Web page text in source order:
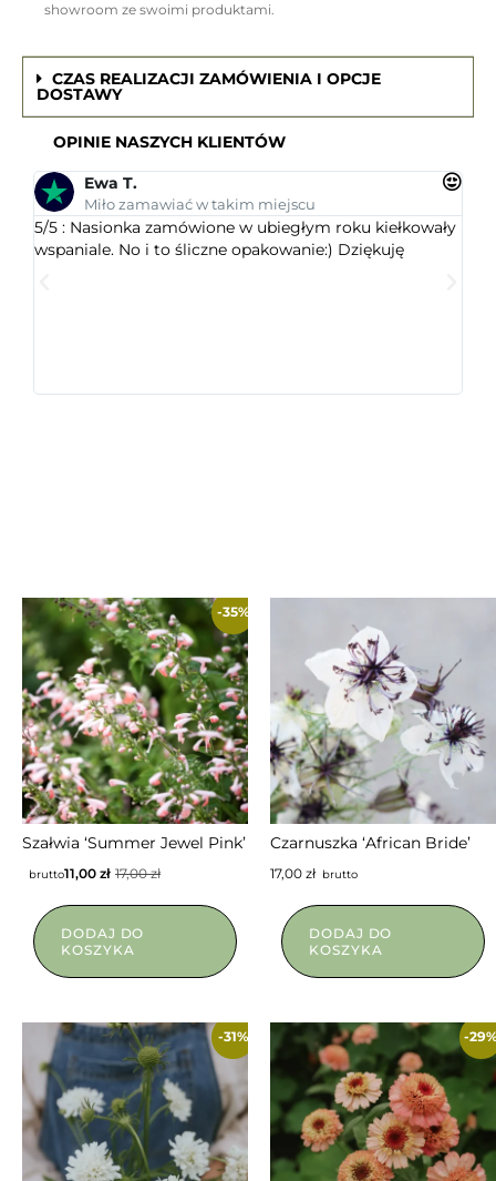
showroom ze swoimi produktami.
CZAS REALIZACJI ZAMÓWIENIA I OPCJE
DOSTAWY
OPINIE NASZYCH KLIENTÓW
Ewa T.
Miło zamawiać w takim miejscu
5/5 : Nasionka zamówione w ubiegłym roku kiełkowały
wspaniale. No i to śliczne opakowanie:) Dziękuję
-35%
Szałwia ‘Summer Jewel Pink’
17,00zł
11,00 zł
brutto
DODAJ DO
KOSZYKA
NIEDOSTĘPNY
Czarnuszka ‘African Bride’
17,00 złbrutto
DODAJ DO
KOSZYKA
-31% -